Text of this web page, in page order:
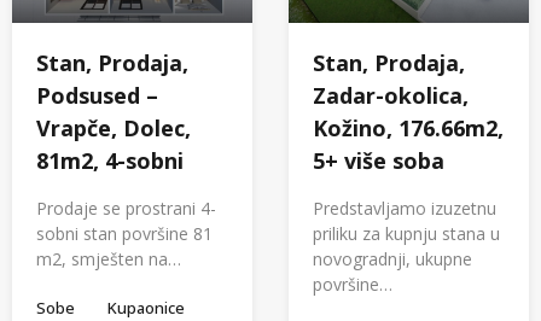
Stan, Prodaja,
Podsused –
Vrapče, Dolec,
81m2, 4-sobni
Prodaje se prostrani 4-
sobni stan površine 81
m2, smješten na…
Sobe
Kupaonice
Stan, Prodaja,
Zadar-okolica,
Kožino, 176.66m2,
5+ više soba
Predstavljamo izuzetnu
priliku za kupnju stana u
novogradnji, ukupne
površine…